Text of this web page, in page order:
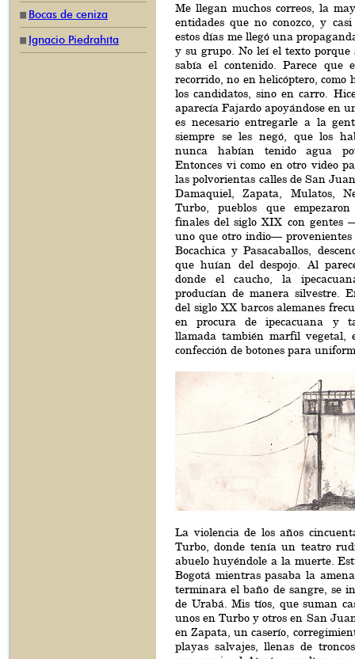
Bocas de ceniza
Ignacio Piedrahíta
Me llegan muchos correos, la
entidades que no conozco, y
estos días me llegó una
y su grupo. No leí el texto porque
sabía el contenido. Parece que
recorrido, no en helicóptero, como
los candidatos, sino en carro.
aparecía Fajardo apoyándose en
es necesario entregarle a la
siempre se les negó, que los
nunca habían tenido agua
Entonces vi como en otro video
las polvorientas calles de San
Damaquiel, Zapata, Mulatos,
Turbo, pueblos que
finales del siglo XIX con gentes
uno que otro indio—
Bocachica y Pasacaballos,
que huían del despojo. Al
donde el caucho, la
producían de manera silvestre.
del siglo XX barcos alemanes
en procura de ipecacuana y
llamada también marfil vegetal,
confección de botones para
La violencia de los años
Turbo, donde tenía un teatro
abuelo huyéndole a la muerte.
Bogotá mientras pasaba la
terminara el baño de sangre, se
de Urabá. Mis tíos, que suman
unos en Turbo y otros en San
en Zapata, un caserío,
playas salvajes, llenas de